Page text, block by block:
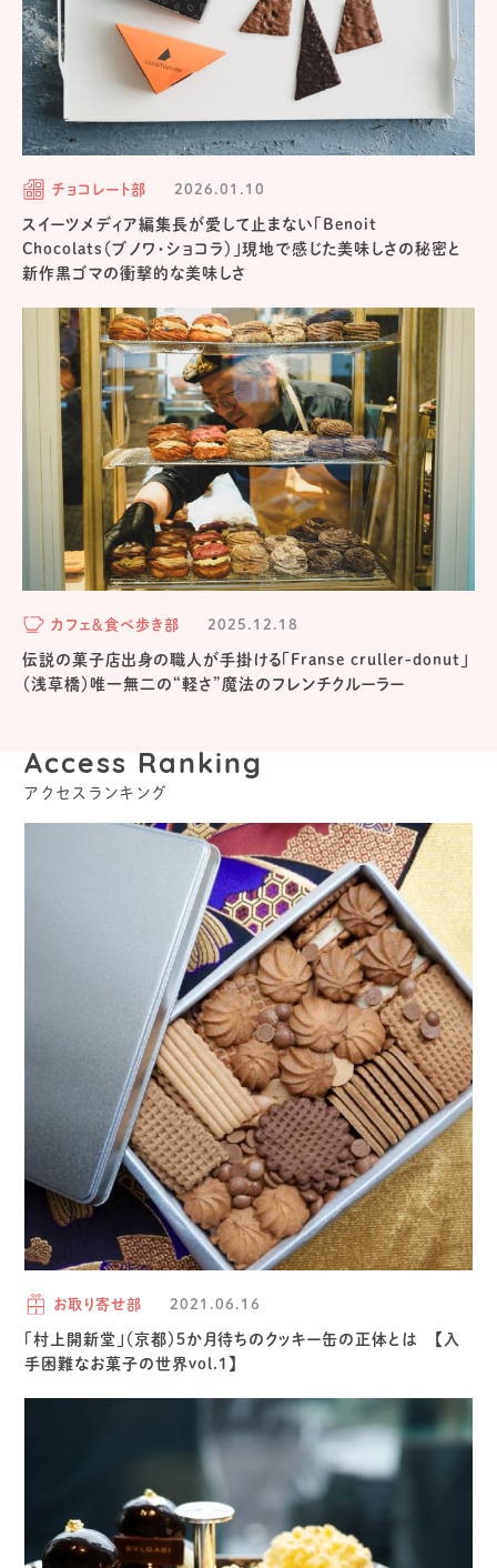
チョコレート部 2026.01.10
スイーツメディア編集長が愛して止まない「Benoit
Chocolats（ブノワ・ショコラ）」現地で感じた美味しさの秘密と
新作黒ゴマの衝撃的な美味しさ
カフェ＆食べ歩き部 2025.12.18
伝説の菓子店出身の職人が手掛ける「Franse cruller-donut」
（浅草橋）唯一無二の“軽さ”魔法のフレンチクルーラー
Access Ranking
アクセスランキング
お取り寄せ部 2021.06.16
「村上開新堂」（京都）５か月待ちのクッキー缶の正体とは 【入
手困難なお菓子の世界vol.1】